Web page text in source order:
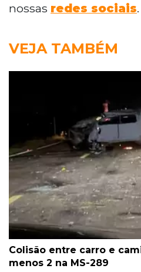
nossas redes sociais.
VEJA TAMBÉM
Colisão entre carro e
menos 2 na MS-289